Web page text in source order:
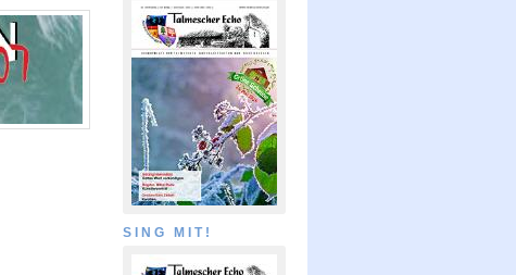
SING MIT!